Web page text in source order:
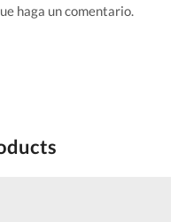
haga un comentario.